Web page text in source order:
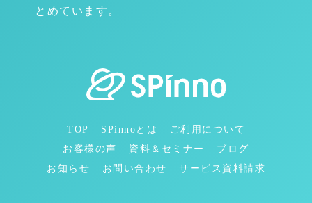
とめています。
TOP SPinnoとは
ご利用について
お客様の声
資料＆セミナー
ブログ
お知らせ
お問い合わせ サービス資料請求